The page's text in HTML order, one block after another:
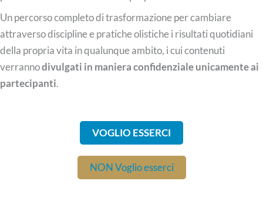
Un percorso completo di trasformazione per cambiare
attraverso discipline e pratiche olistiche i risultati quotidiani
della propria vita in qualunque ambito, i cui contenuti
verrannodivulgati in maniera confidenziale unicamente ai
partecipanti.
VOGLIO ESSERCI
NON Voglio esserci